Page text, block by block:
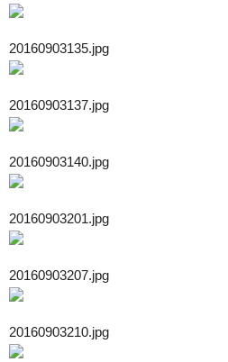
20160903135.jpg
20160903137.jpg
20160903140.jpg
20160903201.jpg
20160903207.jpg
20160903210.jpg